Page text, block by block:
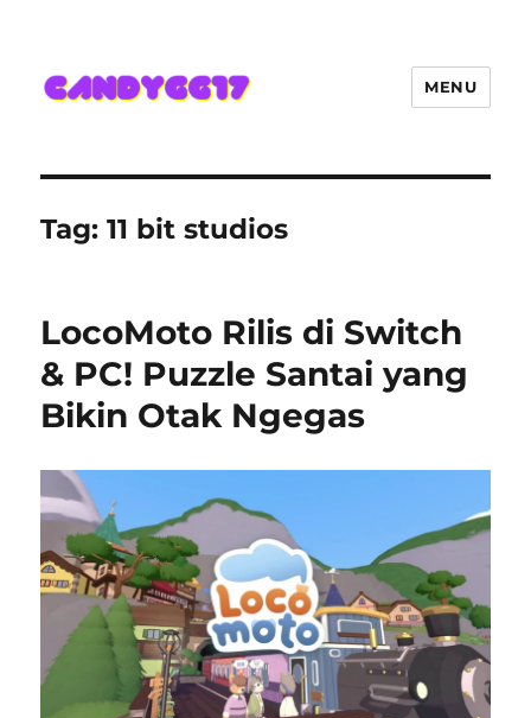
Hadir Semakin Mantap Jackpot
MENU
Tag:11 bit studios
LocoMoto Rilis di Switch
& PC! Puzzle Santai yang
Bikin Otak Ngegas